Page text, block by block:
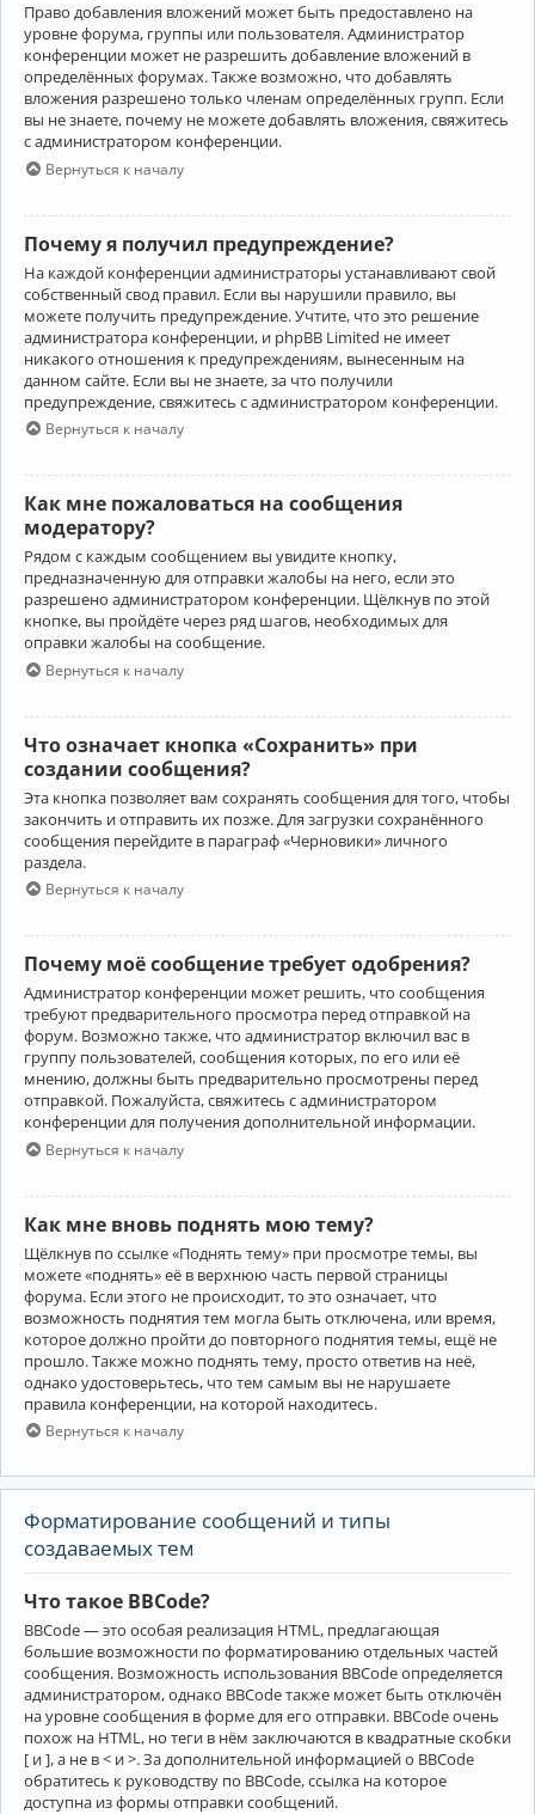
Право добавления вложений может быть предоставлено на
уровне форума, группы или пользователя. Администратор
конференции может не разрешить добавление вложений в
определённых форумах. Также возможно, что добавлять
вложения разрешено только членам определённых групп. Если
вы не знаете, почему не можете добавлять вложения, свяжитесь
с администратором конференции.
Вернуться к началу
Почему я получил предупреждение?
На каждой конференции администраторы устанавливают свой
собственный свод правил. Если вы нарушили правило, вы
можете получить предупреждение. Учтите, что это решение
администратора конференции, и phpBB Limited не имеет
никакого отношения к предупреждениям, вынесенным на
данном сайте. Если вы не знаете, за что получили
предупреждение, свяжитесь с администратором конференции.
Вернуться к началу
Как мне пожаловаться на сообщения
модератору?
Рядом с каждым сообщением вы увидите кнопку,
предназначенную для отправки жалобы на него, если это
разрешено администратором конференции. Щёлкнув по этой
кнопке, вы пройдёте через ряд шагов, необходимых для
оправки жалобы на сообщение.
Вернуться к началу
Что означает кнопка «Сохранить» при
создании сообщения?
Эта кнопка позволяет вам сохранять сообщения для того, чтобы
закончить и отправить их позже. Для загрузки сохранённого
сообщения перейдите в параграф «Черновики» личного
раздела.
Вернуться к началу
Почему моё сообщение требует одобрения?
Администратор конференции может решить, что сообщения
требуют предварительного просмотра перед отправкой на
форум. Возможно также, что администратор включил вас в
группу пользователей, сообщения которых, по его или её
мнению, должны быть предварительно просмотрены перед
отправкой. Пожалуйста, свяжитесь с администратором
конференции для получения дополнительной информации.
Вернуться к началу
Как мне вновь поднять мою тему?
Щёлкнув по ссылке «Поднять тему» при просмотре темы, вы
можете «поднять» её в верхнюю часть первой страницы
форума. Если этого не происходит, то это означает, что
возможность поднятия тем могла быть отключена, или время,
которое должно пройти до повторного поднятия темы, ещё не
прошло. Также можно поднять тему, просто ответив на неё,
однако удостоверьтесь, что тем самым вы не нарушаете
правила конференции, на которой находитесь.
Вернуться к началу
Форматирование сообщений и типы
создаваемых тем
Что такое BBCode?
BBCode — это особая реализация HTML, предлагающая
большие возможности по форматированию отдельных частей
сообщения. Возможность использования BBCode определяется
администратором, однако BBCode также может быть отключён
на уровне сообщения в форме для его отправки. BBCode очень
похож на HTML, но теги в нём заключаются в квадратные скобки
[ и ], а не в < и >. За дополнительной информацией о BBCode
обратитесь к руководству по BBCode, ссылка на которое
доступна из формы отправки сообщений.